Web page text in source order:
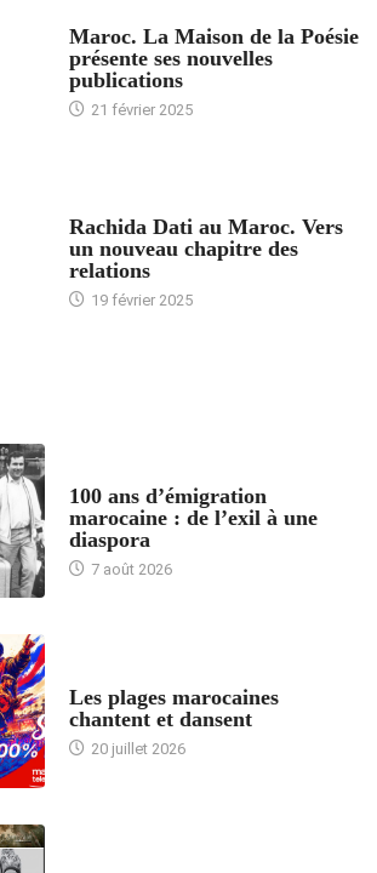
Maroc. La Maison de la Poésie
présente ses nouvelles
publications
21 février 2025
Rachida Dati au Maroc. Vers
un nouveau chapitre des
relations
19 février 2025
100 ans d’émigration
marocaine : de l’exil à une
diaspora
7 août 2026
Les plages marocaines
chantent et dansent
20 juillet 2026